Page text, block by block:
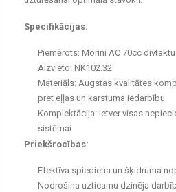
Specifikācijas:
Piemērots: Morini AC 70cc
Aizvieto: NK102.32
Materiāls: Augstas kvalitātes
pret eļļas un karstuma iedarbību
Komplektācija: Ietver visas
sistēmai
Priekšrocības:
Efektīva spiediena un šķidruma
Nodrošina uzticamu dzinēja